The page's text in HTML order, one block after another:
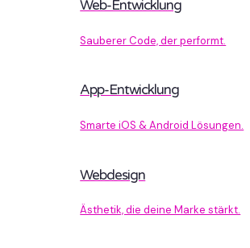
Web-Entwicklung
Sauberer Code, der performt.
App-Entwicklung
Smarte iOS & Android Lösungen.
Webdesign
Ästhetik, die deine Marke stärkt.